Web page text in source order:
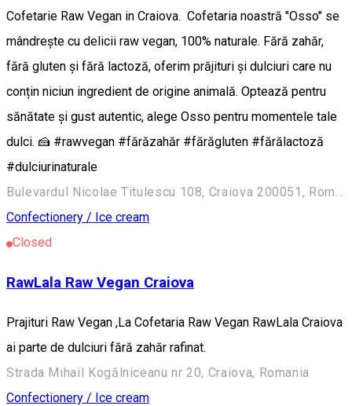
Cofetarie Raw Vegan in Craiova. Cofetaria noastră "Osso" se
mândrește cu delicii raw vegan, 100% naturale. Fără zahăr,
fără gluten și fără lactoză, oferim prăjituri și dulciuri care nu
conțin niciun ingredient de origine animală. Optează pentru
sănătate și gust autentic, alege Osso pentru momentele tale
dulci. 🍰 #rawvegan #fărăzahăr #fărăgluten #fărălactoză
#dulciurinaturale
Bulevardul Nicolae Titulescu 108, Craiova 200051, România
Confectionery / Ice cream
Closed
RawLala Raw Vegan Craiova
Prajituri Raw Vegan ,La Cofetaria Raw Vegan RawLala Craiova
ai parte de dulciuri fără zahăr rafinat.
Strada Mihail Kogălniceanu nr 20, Craiova, Romania
Confectionery / Ice cream